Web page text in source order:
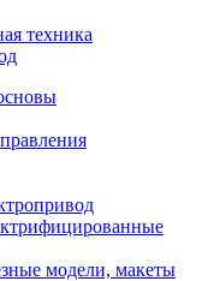
техника
модели, макеты